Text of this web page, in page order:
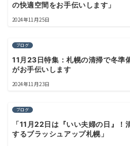
の快適空間をお手伝いします」
2024年11月25日
ブログ
11月23日特集：札幌の清掃で冬準
がお手伝いします
2024年11月23日
ブログ
「11月22日は『いい夫婦の日』！
するブラッシュアップ札幌」